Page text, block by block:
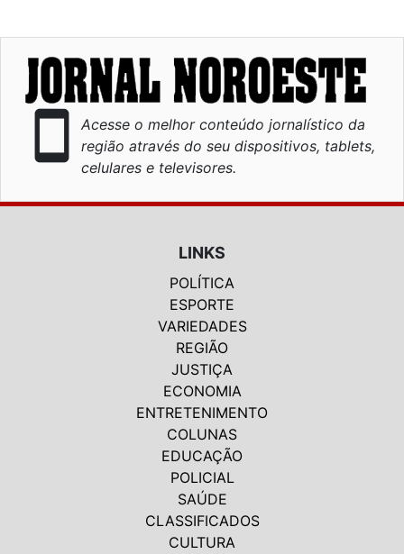
smartphone
Acesse o melhor conteúdo jornalístico da
região através do seu dispositivos, tablets,
celulares e televisores.
LINKS
POLÍTICA
ESPORTE
VARIEDADES
REGIÃO
JUSTIÇA
ECONOMIA
ENTRETENIMENTO
COLUNAS
EDUCAÇÃO
POLICIAL
SAÚDE
CLASSIFICADOS
CULTURA